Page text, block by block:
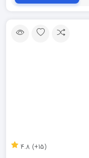
(15+) 4.8